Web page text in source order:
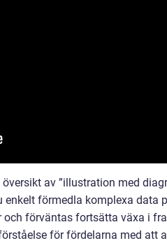
av ”illustration med
förmedla komplexa data
förväntas fortsätta växa i
för fördelarna med att